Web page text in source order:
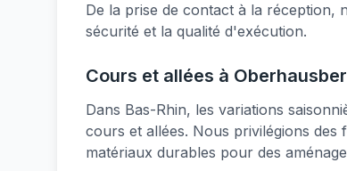
De la prise de contact à la réception,
sécurité et la qualité d'exécution.
Cours et allées à
Dans Bas-Rhin, les variations
cours et allées. Nous privilégions des
matériaux durables pour des